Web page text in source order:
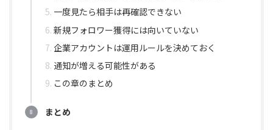
一度見たら相手は再確認できない
新規フォロワー獲得には向いていない
企業アカウントは運用ルールを決めておく
通知が増える可能性がある
この章のまとめ
まとめ